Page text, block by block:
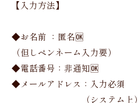
【入力方法】
◆お名前 ：匿名🆗
（但しペンネーム入力要）
◆電話番号：非通知🆗
◆メールアドレス：入力必須
（システム上）